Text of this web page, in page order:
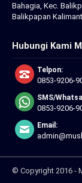
Bahagia, Kec.
Balikpapan
Hubungi Kami
Telpon:
0853-9206-
SMS/
0853-9206-
Email:
© Copyright 2016 -